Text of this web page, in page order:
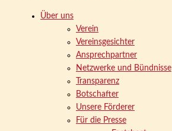
Über uns
Verein
Vereinsgesichter
Ansprechpartner
Netzwerke und Bündnisse
Transparenz
Botschafter
Unsere Förderer
Für die Presse